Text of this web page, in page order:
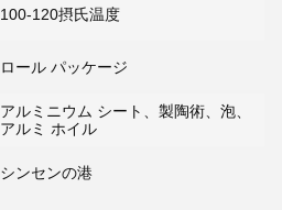
100-120摂氏温度
ロール パッケージ
アルミニウム シート、製陶術、泡、
アルミ ホイル
シンセンの港